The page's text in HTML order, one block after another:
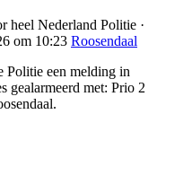
heel Nederland Politie ·
om 10:23 Roosendaal
Politie een melding in
gealarmeerd met: Prio 2